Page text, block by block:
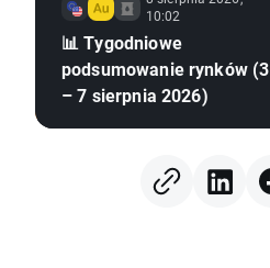
10:02
📊 Tygodniowe
podsumowanie rynków (3
– 7 sierpnia 2026)